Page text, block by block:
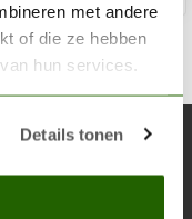
met andere
of die ze hebben
hun services.
Details tonen
acties